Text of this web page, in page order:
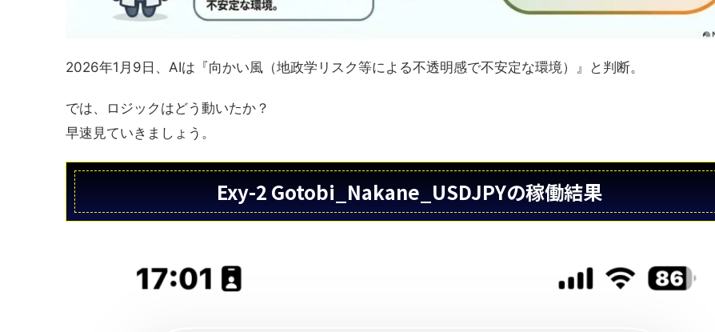
2026年1月9日、AIは『向かい風（地政学リスク等による不透明感で不安定な環境）』と判断。
では、ロジックはどう動いたか？
早速見ていきましょう。
Exy-2 Gotobi_Nakane_USDJPYの稼働結果